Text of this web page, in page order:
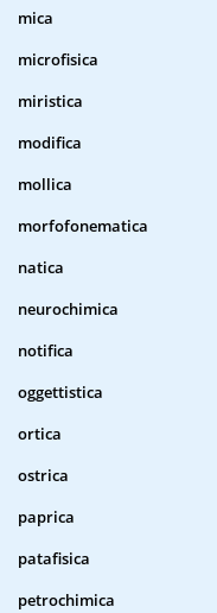
mica
microfisica
miristica
modifica
mollica
morfofonematica
natica
neurochimica
notifica
oggettistica
ortica
ostrica
paprica
patafisica
petrochimica